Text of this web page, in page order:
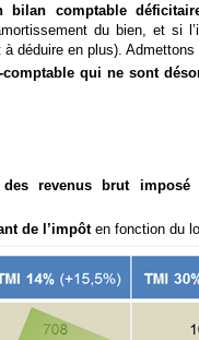
bilan comptable
du bien, et si
à déduire en plus).
comptable qui ne sont
des revenus brut
de l’impôten fonction du